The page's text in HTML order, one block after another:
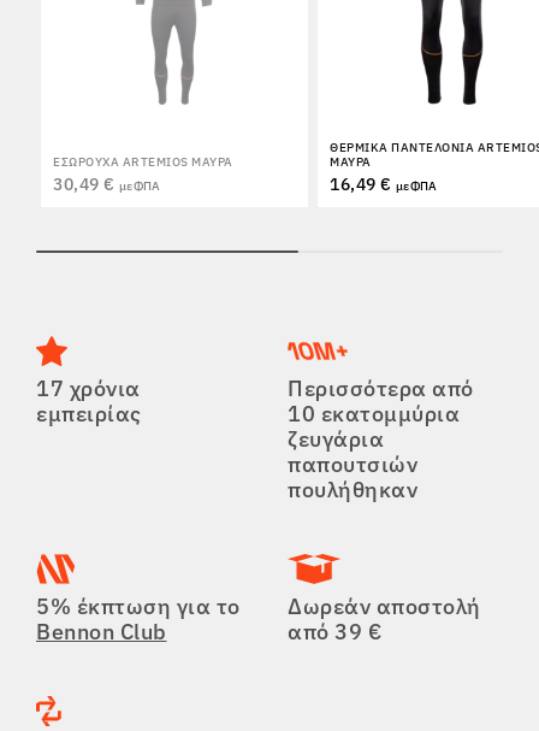
ΕΣΏΡΟΥΧΑ ARTEMIOS ΜΑΎΡΑ
30,49 € με ΦΠΑ
ΘΕΡΜΙΚΆ ΠΑΝΤΕΛΌΝΙΑ
ΜΑΎΡΑ
16,49 € με ΦΠΑ
17 χρόνια
εμπειρίας
Περισσότερα από
10 εκατομμύρια
ζευγάρια
παπουτσιών
πουλήθηκαν
5% έκπτωση για το
Bennon Club
Δωρεάν αποστολή
από 39 €